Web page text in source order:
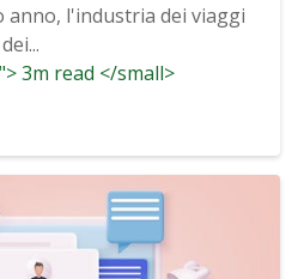
anno, l'industria dei viaggi
3m read </small>